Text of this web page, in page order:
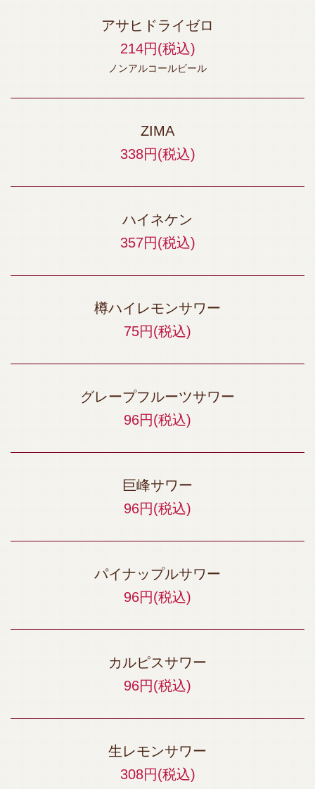
アサヒドライゼロ
214円(税込)
ノンアルコールビール
ZIMA
338円(税込)
ハイネケン
357円(税込)
樽ハイレモンサワー
75円(税込)
グレープフルーツサワー
96円(税込)
巨峰サワー
96円(税込)
パイナップルサワー
96円(税込)
カルピスサワー
96円(税込)
生レモンサワー
308円(税込)